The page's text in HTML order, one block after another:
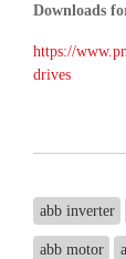
Downloads
https://
drives
abb inverter
abb motor